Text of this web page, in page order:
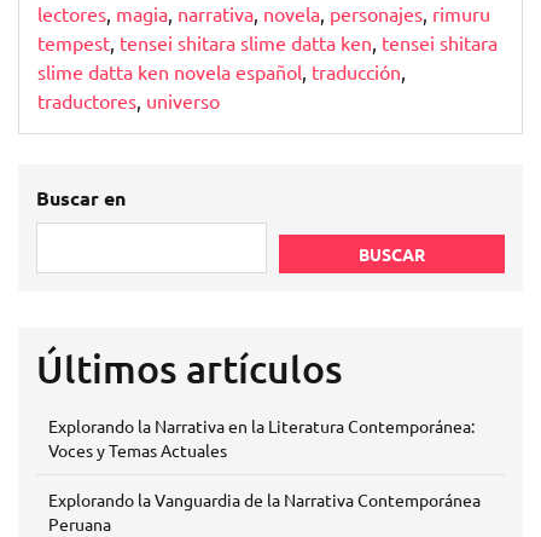
lectores, magia, narrativa, novela, personajes, rimuru
tempest, tensei shitara slime datta ken, tensei shitara
slime datta ken novela español, traducción,
traductores, universo
Buscar en
BUSCAR
Últimos artículos
Explorando la Narrativa en la Literatura Contemporánea:
Voces y Temas Actuales
Explorando la Vanguardia de la Narrativa Contemporánea
Peruana